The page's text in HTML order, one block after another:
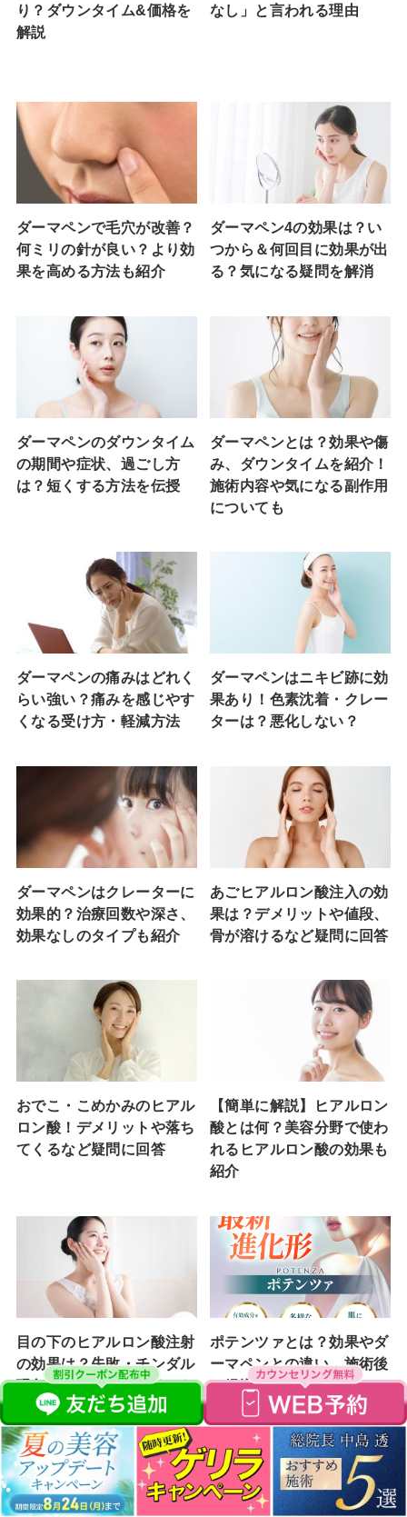
り？ダウンタイム&価格を
解説
なし」と言われる理由
ダーマペンで毛穴が改善？
何ミリの針が良い？より効
果を高める方法も紹介
ダーマペン4の効果は？い
つから＆何回目に効果が出
る？気になる疑問を解消
ダーマペンのダウンタイム
の期間や症状、過ごし方
は？短くする方法を伝授
ダーマペンとは？効果や傷
み、ダウンタイムを紹介！
施術内容や気になる副作用
についても
ダーマペンの痛みはどれく
らい強い？痛みを感じやす
くなる受け方・軽減方法
ダーマペンはニキビ跡に効
果あり！色素沈着・クレー
ターは？悪化しない？
ダーマペンはクレーターに
効果的？治療回数や深さ、
効果なしのタイプも紹介
あごヒアルロン酸注入の効
果は？デメリットや値段、
骨が溶けるなど疑問に回答
おでこ・こめかみのヒアル
ロン酸！デメリットや落ち
てくるなど疑問に回答
【簡単に解説】ヒアルロン
酸とは何？美容分野で使わ
れるヒアルロン酸の効果も
紹介
目の下のヒアルロン酸注射
の効果は？失敗・チンダル
現象のリスクやデメリット
ポテンツァとは？効果やダ
ーマペンとの違い、施術後
の経過や値段を解説！